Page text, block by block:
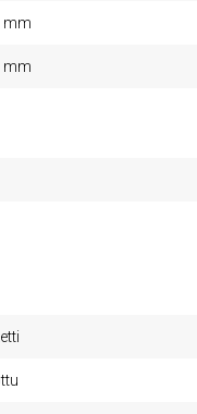
mm
mm